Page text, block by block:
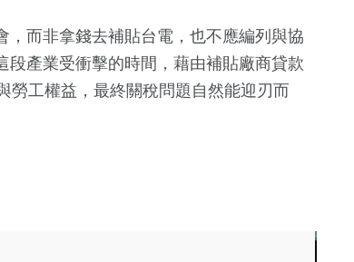
而非拿錢去補貼台電，也不應編列與協
段產業受衝擊的時間，藉由補貼廠商貸款
勞工權益，最終關稅問題自然能迎刃而